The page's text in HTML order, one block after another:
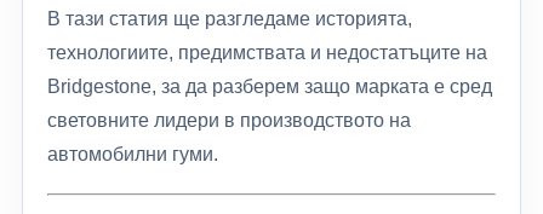
В тази статия ще разгледаме историята,
технологиите, предимствата и недостатъците на
Bridgestone, за да разберем защо марката е сред
световните лидери в производството на
автомобилни гуми.